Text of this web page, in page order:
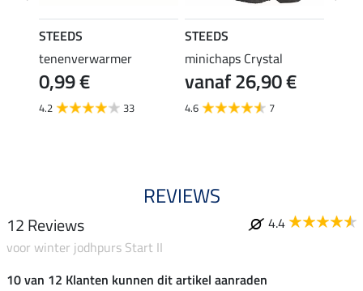
STEEDS
tenenverwarmer
0,99 €
4.2 33
STEEDS
minichaps Crystal
vanaf 26,90 €
4.6 7
REVIEWS
12 Reviews
4.4
voor winter jodhpurs Start II
10 van 12 Klanten kunnen dit artikel aanraden